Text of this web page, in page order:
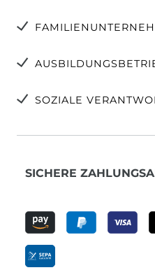
SOZIALE
SICHERE